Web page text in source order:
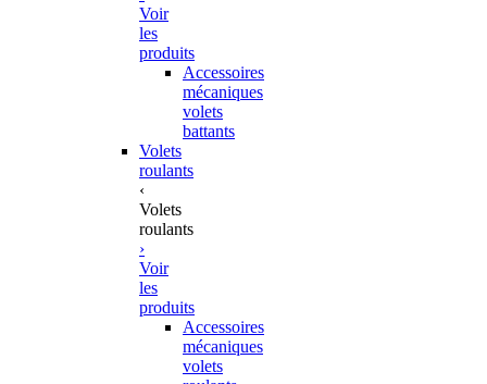
Voir
les
produits
Accessoires
mécaniques
volets
battants
Volets
roulants
‹
Volets
roulants
›
Voir
les
produits
Accessoires
mécaniques
volets